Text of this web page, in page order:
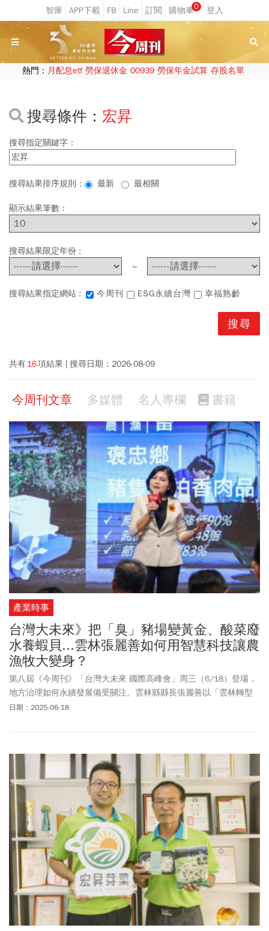
0
熱門： 月配息etf 勞保退休金 00939 勞保年金試算 存股名單
搜尋條件： 宏昇
搜尋指定關鍵字：
搜尋結果排序規則： 最新 最相關
顯示結果筆數：
搜尋結果限定年份 :
~
搜尋結果指定網站 : 今周刊 ESG永續台灣 幸福熟齡
共有16項結果 搜尋日期： 2026-08-09
今周刊文章 多媒體 名人專欄 書籍
產業時事
台灣大未來》把「臭」豬場變黃金、酸菜廢
水養蝦貝...雲林張麗善如何用智慧科技讓農
漁牧大變身？
第八屆《今周刊》「台灣大未來 國際高峰會」周三（6/18）登場，
地方治理如何永續發展備受關注。雲林縣縣長張麗善以「雲林轉型
契機！從農業永續到產業升級」為題，透過在地實際案例，分享這
日期：2025-06-18